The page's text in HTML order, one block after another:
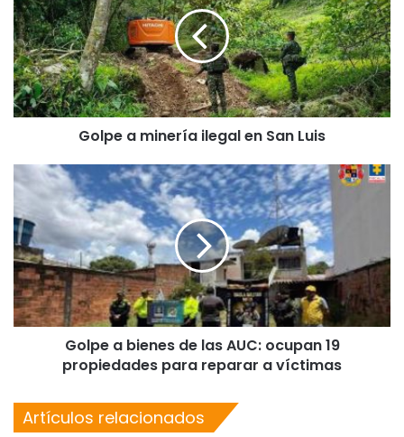
Golpe a minería ilegal en San Luis
Golpe a bienes de las AUC: ocupan 19
propiedades para reparar a víctimas
Artículos relacionados